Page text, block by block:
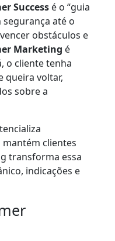
Success é o “guia
segurança até o
obstáculos e
Marketing é
o cliente tenha
queira voltar,
sobre a
clientes
transforma essa
indicações e